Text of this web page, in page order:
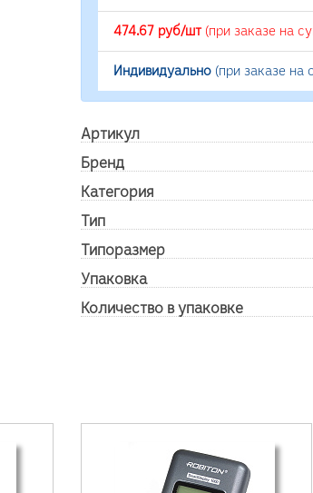
474.67 руб/шт(при заказе на
Индивидуально (при заказе на
Артикул
Бренд
Категория
Тип
Типоразмер
Упаковка
Количество в упаковке